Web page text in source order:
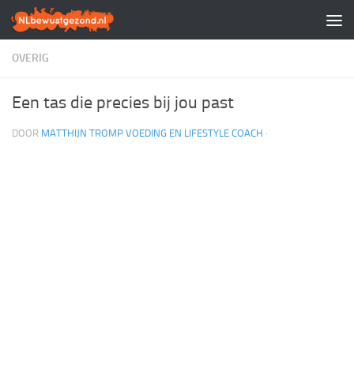
Doorgaan naar inhoud
OVERIG
Een tas die precies bij jou past
DOOR MATTHIJN TROMP VOEDING EN LIFESTYLE COACH ·